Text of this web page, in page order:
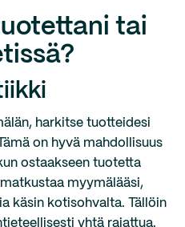
tai
harkitse tuotteidesi
on hyvä mahdollisuus
ostaakseen tuotetta
myymälääsi,
käsin kotisohvalta. Tällöin
yhtä rajattua.